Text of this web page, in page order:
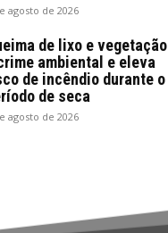
agosto de 2026
de lixo e vegetação
ambiental e eleva
de incêndio durante o
de seca
agosto de 2026